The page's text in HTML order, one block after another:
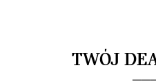
TWÓJ